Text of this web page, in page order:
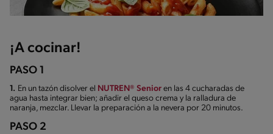
¡A cocinar!
PASO 1
1. En un tazón disolver el NUTREN® Senior en las 4 cucharadas de
agua hasta integrar bien; añadir el queso crema y la ralladura de
naranja, mezclar. Llevar la preparación a la nevera por 20 minutos.
PASO 2